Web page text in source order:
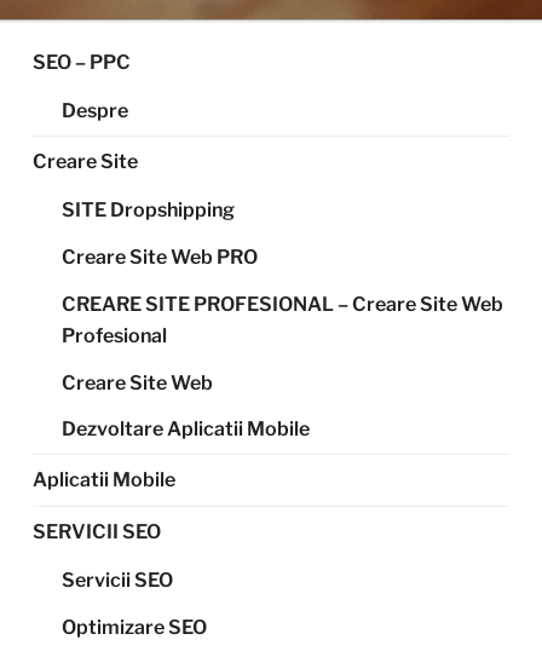
SEO – PPC
Despre
Creare Site
SITE Dropshipping
Creare Site Web PRO
CREARE SITE PROFESIONAL – Creare Site Web
Profesional
Creare Site Web
Dezvoltare Aplicatii Mobile
Aplicatii Mobile
SERVICII SEO
Servicii SEO
Optimizare SEO